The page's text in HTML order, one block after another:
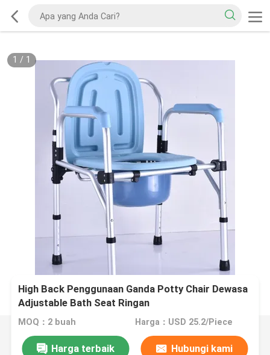
1 / 1
High Back Penggunaan Ganda Potty Chair Dewasa
Adjustable Bath Seat Ringan
MOQ：2 buah Harga：USD 25.2/Piece
Harga terbaik Hubungi kami